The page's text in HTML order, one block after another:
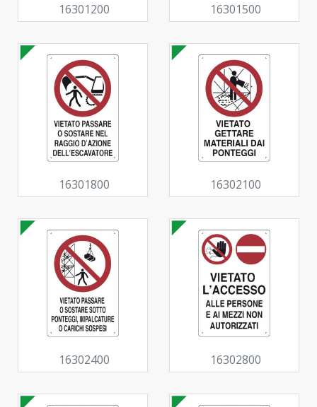
16301200 16301500
16301800 16302100
16302400 16302800